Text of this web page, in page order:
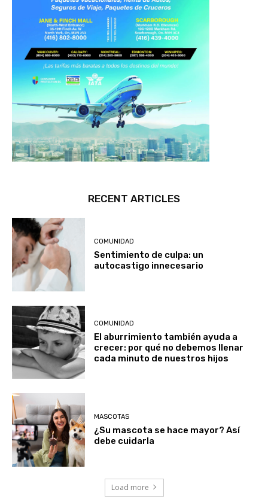
RECENT ARTICLES
COMUNIDAD
Sentimiento de culpa: un
autocastigo innecesario
COMUNIDAD
El aburrimiento también ayuda a
crecer: por qué no debemos llenar
cada minuto de nuestros hijos
MASCOTAS
¿Su mascota se hace mayor? Así
debe cuidarla
Load more